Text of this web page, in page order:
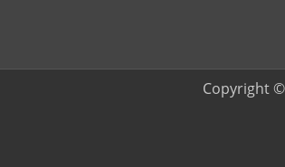
Copyright